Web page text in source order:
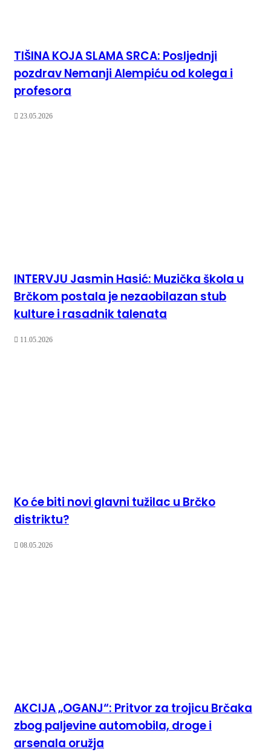
TIŠINA KOJA SLAMA SRCA: Posljednji
pozdrav Nemanji Alempiću od kolega i
profesora
23.05.2026
INTERVJU Jasmin Hasić: Muzička škola u
Brčkom postala je nezaobilazan stub
kulture i rasadnik talenata
11.05.2026
Ko će biti novi glavni tužilac u Brčko
distriktu?
08.05.2026
AKCIJA „OGANJ“: Pritvor za trojicu Brčaka
zbog paljevine automobila, droge i
arsenala oružja